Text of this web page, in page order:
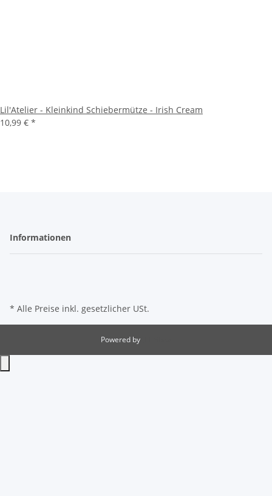
Lil'Atelier - Kleinkind Schiebermütze - Irish Cream
10,99 € *
Informationen
* Alle Preise inkl. gesetzlicher USt.
Powered by